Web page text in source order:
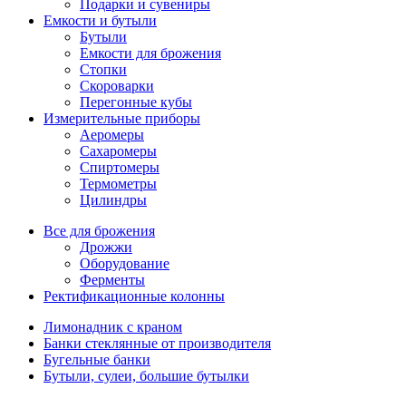
Подарки и сувениры
Емкости и бутыли
Бутыли
Емкости для брожения
Стопки
Скороварки
Перегонные кубы
Измерительные приборы
Аеромеры
Сахаромеры
Спиртомеры
Термометры
Цилиндры
Все для брожения
Дрожжи
Оборудование
Ферменты
Ректификационные колонны
Лимонадник с краном
Банки стеклянные от производителя
Бугельные банки
Бутыли, сулеи, большие бутылки